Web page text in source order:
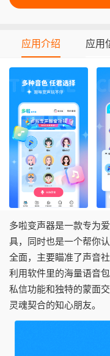
应用介绍 应用
多啦变声器是一款专为
具，同时也是一个帮你
全面，主要瞄准了声音
利用软件里的海量语音
私信功能和独特的蒙面
灵魂契合的知心朋友。